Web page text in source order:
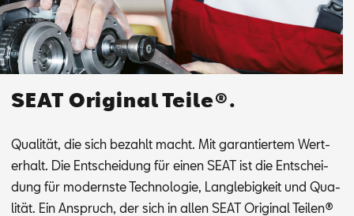
SEAT Original Teile®.
Qua­li­tät, die sich be­zahlt macht. Mit ga­ran­tier­tem Wert­
erhalt. Die Ent­schei­dung für ei­nen SEAT ist die Ent­schei­
dung für mo­derns­te Tech­no­lo­gie, Lang­le­big­keit und Qua­
li­tät. Ein An­spruch, der sich in al­len SEAT Ori­gi­nal Tei­len®